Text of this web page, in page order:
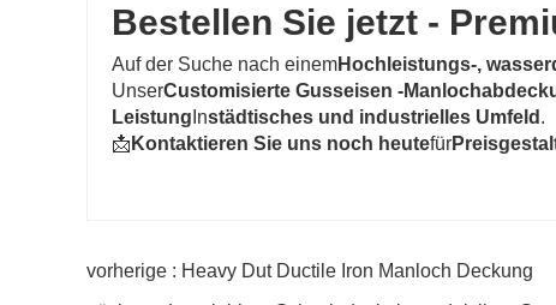
Bestellen Sie jetzt -
Auf der Suche nach einemHochleistungs-,
UnserCustomisierte Gusseisen -
Leistung Instädtisches und industrielles Umfeld .
📩 Kontaktieren Sie uns noch heutefür
vorherige : Heavy Dut Ductile Iron Manloch Deckung